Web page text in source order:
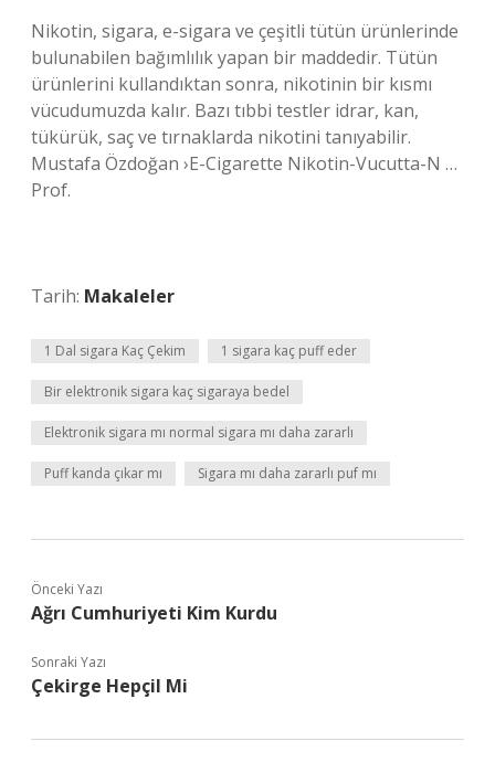
Nikotin, sigara, e-sigara ve çeşitli tütün ürünlerinde
bulunabilen bağımlılık yapan bir maddedir. Tütün
ürünlerini kullandıktan sonra, nikotinin bir kısmı
vücudumuzda kalır. Bazı tıbbi testler idrar, kan,
tükürük, saç ve tırnaklarda nikotini tanıyabilir.
Mustafa Özdoğan ›E-Cigarette Nikotin-Vucutta-N …
Prof.
Tarih: Makaleler
1 Dal sigara Kaç Çekim 1 sigara kaç puff eder
Bir elektronik sigara kaç sigaraya bedel
Elektronik sigara mı normal sigara mı daha zararlı
Puff kanda çıkar mı Sigara mı daha zararlı puf mı
Önceki Yazı
Ağrı Cumhuriyeti Kim Kurdu
Sonraki Yazı
Çekirge Hepçil Mi